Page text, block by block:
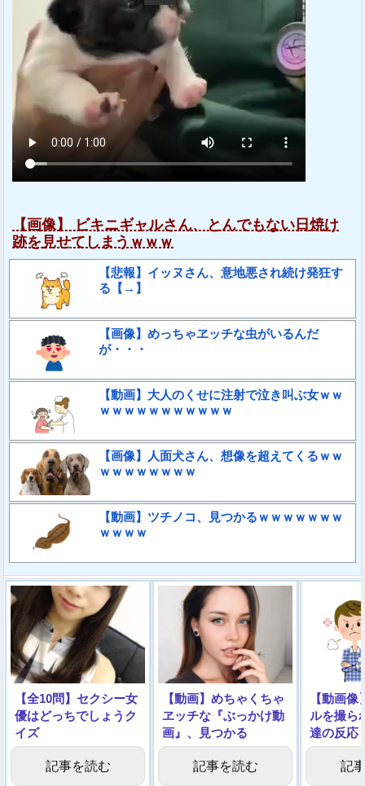
【画像】 ビキニギャルさん、とんでもない日焼け
跡を見せてしまうｗｗｗ
【悲報】イッヌさん、意地悪され続け発狂す
る【→】
【画像】めっちゃヱッチな虫がいるんだ
が・・・
【動画】大人のくせに注射で泣き叫ぶ女ｗｗ
ｗｗｗｗｗｗｗｗｗｗｗ
【画像】人面犬さん、想像を超えてくるｗｗ
ｗｗｗｗｗｗｗｗ
【動画】ツチノコ、見つかるｗｗｗｗｗｗｗ
ｗｗｗｗ
【全10問】セクシー女
優はどっちでしょうク
イズ
記事を読む
【動画】めちゃくちゃ
ヱッチな『ぶっかけ動
画』、見つかる
記事を読む
【動画
ルを撮ら
達の反応
記